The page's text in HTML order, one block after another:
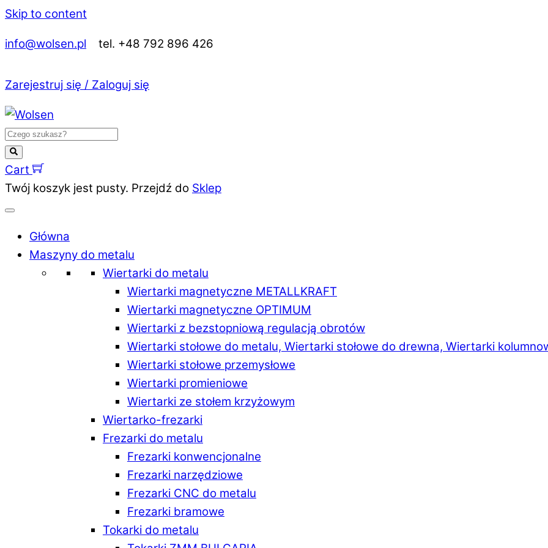
Skip to content
info@wolsen.pl tel. +48 792 896 426
Zarejestruj się / Zaloguj się
Cart
Twój koszyk jest pusty. Przejdź do Sklep
Główna
Maszyny do metalu
Wiertarki do metalu
Wiertarki magnetyczne METALLKRAFT
Wiertarki magnetyczne OPTIMUM
Wiertarki z bezstopniową regulacją obrotów
Wiertarki stołowe do metalu, Wiertarki stołowe do drewna, Wiertarki
Wiertarki stołowe przemysłowe
Wiertarki promieniowe
Wiertarki ze stołem krzyżowym
Wiertarko-frezarki
Frezarki do metalu
Frezarki konwencjonalne
Frezarki narzędziowe
Frezarki CNC do metalu
Frezarki bramowe
Tokarki do metalu